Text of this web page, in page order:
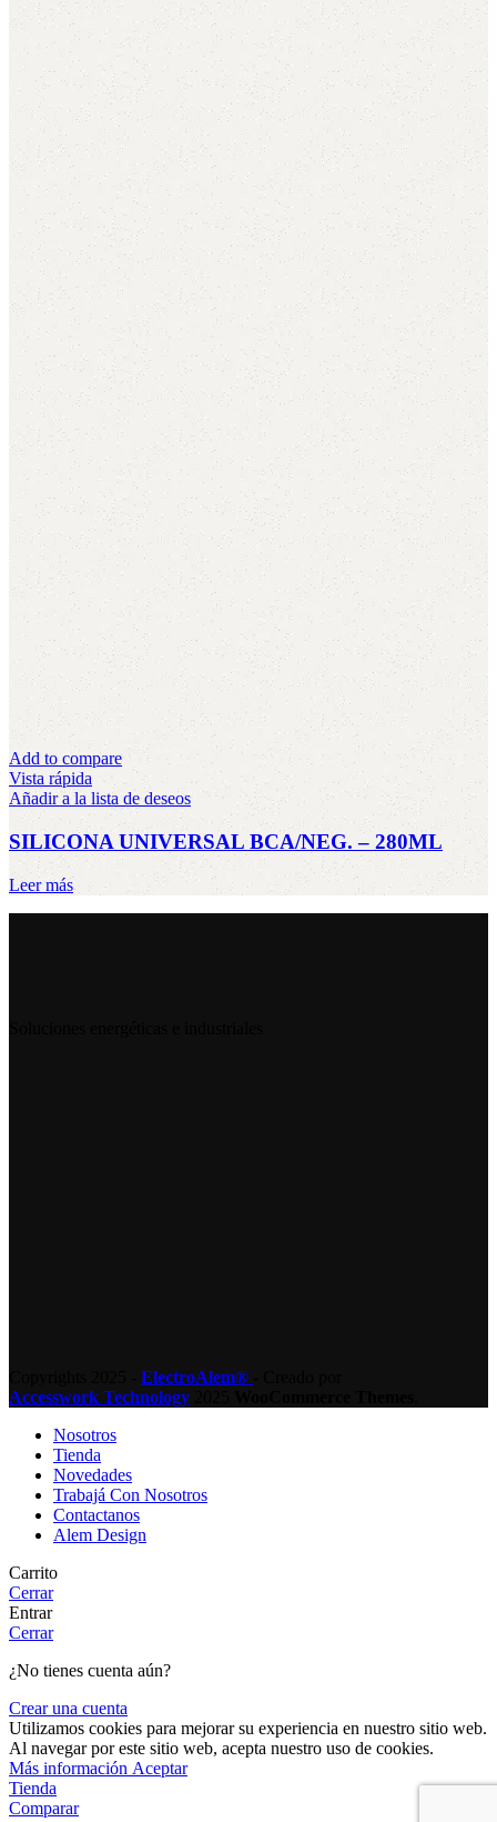
Add to compare
Vista rápida
Añadir a la lista de deseos
SILICONA UNIVERSAL BCA/NEG. – 280ML
Leer más
ElectroAlem®
Accesswork Technology
Nosotros
Tienda
Novedades
Trabajá Con Nosotros
Contactanos
Alem Design
Carrito
Cerrar
Entrar
Cerrar
¿No tienes cuenta aún?
Crear una cuenta
Utilizamos cookies para mejorar su experiencia en nuestro sitio web.
Al navegar por este sitio web, acepta nuestro uso de cookies.
Más información Más
Aceptar
Tienda
Comparar